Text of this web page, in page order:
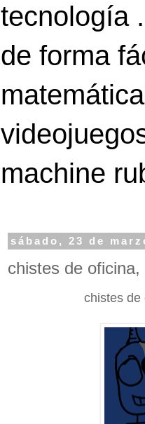
tecnología
de forma
machine
sábado, 23 de
chistes de
chistes de